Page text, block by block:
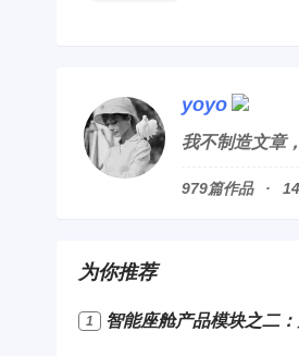
yoyo
我不制造文章
979篇作品
为你推荐
智能座舱产品模块之二